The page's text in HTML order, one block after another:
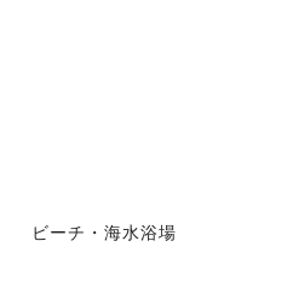
ビーチ・海水浴場